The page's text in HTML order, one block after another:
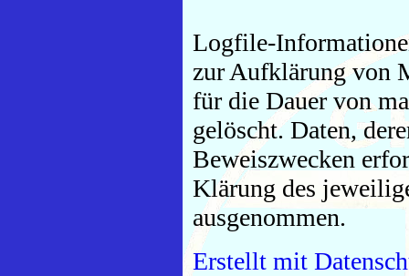
Logfile-
zur Aufklärung von
für die Dauer von
gelöscht. Daten,
Beweiszwecken
Klärung des
ausgenommen.
Erstellt mit